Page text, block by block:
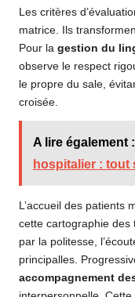
Les critères
matrice. Ils
Pour la gestion du
observe le respect
le propre du sale,
croisée.
A lire également :
hospitalier : tout
L’accueil des
cette cartographie des
par la politesse,
principalles.
accompagnement